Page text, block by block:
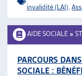
invalidité (LAI)
AIDE SOCIALE »
PARCOURS
SOCIALE :